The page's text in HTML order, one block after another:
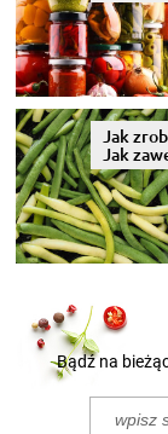
Jak
Jak
Bądź na